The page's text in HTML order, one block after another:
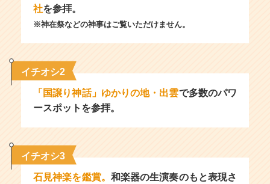
社を参拝。
※神在祭などの神事はご覧いただけません。
イチオシ2
「国譲り神話」ゆかりの地・出雲で多数のパワ
ースポットを参拝。
イチオシ3
石見神楽を鑑賞。 和楽器の生演奏のもと表現さ